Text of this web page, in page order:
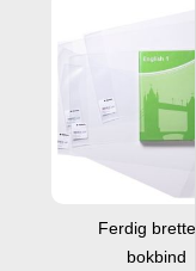
Ferdig
bokbind